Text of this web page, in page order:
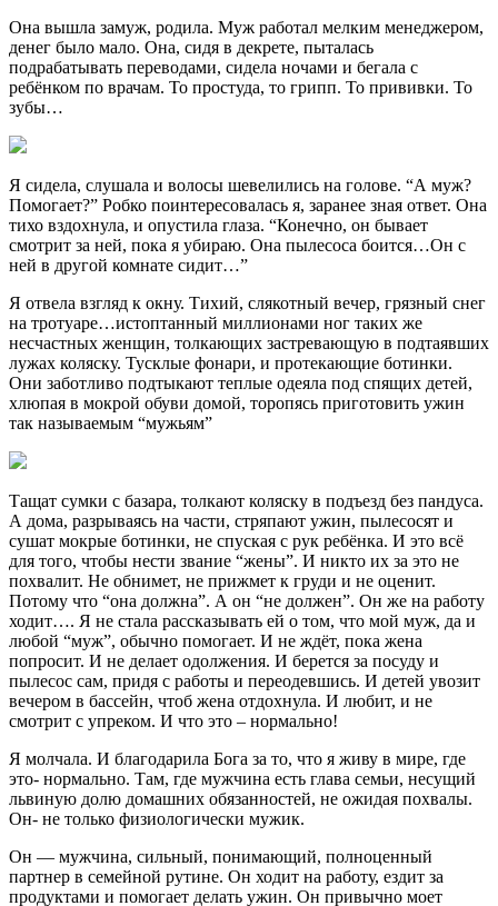
Она вышла замуж, родила. Муж работал мелким менеджером,
денег было мало. Она, сидя в декрете, пыталась
подрабатывать переводами, сидела ночами и бегала с
ребёнком по врачам. То простуда, то грипп. То прививки. То
зубы…
Я сидела, слушала и волосы шевелились на голове. “А муж?
Помогает?” Робко поинтересовалась я, заранее зная ответ. Она
тихо вздохнула, и опустила глаза. “Конечно, он бывает
смотрит за ней, пока я убираю. Она пылесоса боится…Он с
ней в другой комнате сидит…”
Я отвела взгляд к окну. Тихий, слякотный вечер, грязный снег
на тротуаре…истоптанный миллионами ног таких же
несчастных женщин, толкающих застревающую в подтаявших
лужах коляску. Тусклые фонари, и протекающие ботинки.
Они заботливо подтыкают теплые одеяла под спящих детей,
хлюпая в мокрой обуви домой, торопясь приготовить ужин
так называемым “мужьям”
Тащат сумки с базара, толкают коляску в подъезд без пандуса.
А дома, разрываясь на части, стряпают ужин, пылесосят и
сушат мокрые ботинки, не спуская с рук ребёнка. И это всё
для того, чтобы нести звание “жены”. И никто их за это не
похвалит. Не обнимет, не прижмет к груди и не оценит.
Потому что “она должна”. А он “не должен”. Он же на работу
ходит…. Я не стала рассказывать ей о том, что мой муж, да и
любой “муж”, обычно помогает. И не ждёт, пока жена
попросит. И не делает одолжения. И берется за посуду и
пылесос сам, придя с работы и переодевшись. И детей увозит
вечером в бассейн, чтоб жена отдохнула. И любит, и не
смотрит с упреком. И что это – нормально!
Я молчала. И благодарила Бога за то, что я живу в мире, где
это- нормально. Там, где мужчина есть глава семьи, несущий
львиную долю домашних обязанностей, не ожидая похвалы.
Он- не только физиологически мужик.
Он — мужчина, сильный, понимающий, полноценный
партнер в семейной рутине. Он ходит на работу, ездит за
продуктами и помогает делать ужин. Он привычно моет